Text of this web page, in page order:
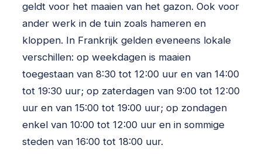
geldt voor het maaien van het gazon. Ook voor
ander werk in de tuin zoals hameren en
kloppen. In Frankrijk gelden eveneens lokale
verschillen: op weekdagen is maaien
toegestaan van 8:30 tot 12:00 uur en van 14:00
tot 19:30 uur; op zaterdagen van 9:00 tot 12:00
uur en van 15:00 tot 19:00 uur; op zondagen
enkel van 10:00 tot 12:00 uur en in sommige
steden van 16:00 tot 18:00 uur.